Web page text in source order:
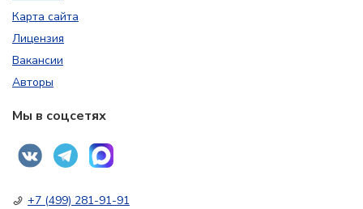
Карта сайта
Лицензия
Вакансии
Авторы
Мы в соцсетях
+7 (499) 281-91-91